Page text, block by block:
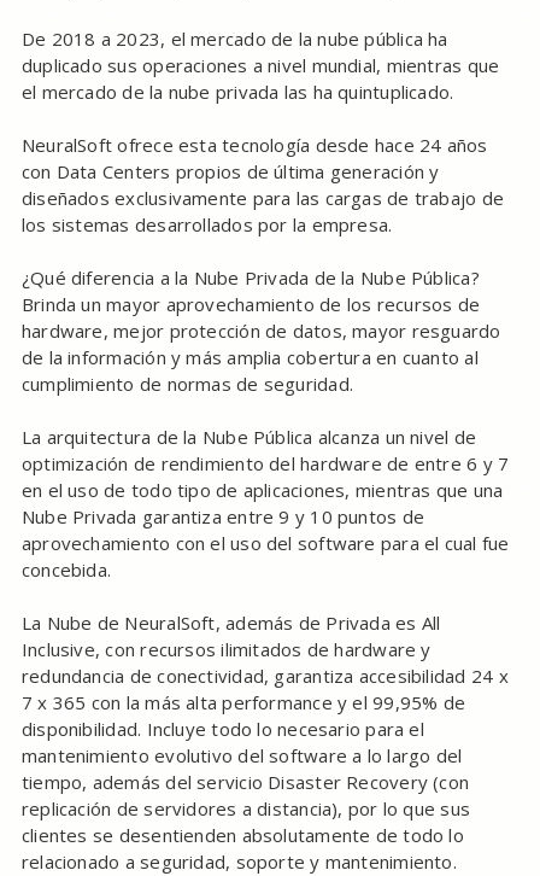
De 2018 a 2023, el mercado de la nube pública ha
duplicado sus operaciones a nivel mundial, mientras que
el mercado de la nube privada las ha quintuplicado.
NeuralSoft ofrece esta tecnología desde hace 24 años
con Data Centers propios de última generación y
diseñados exclusivamente para las cargas de trabajo de
los sistemas desarrollados por la empresa.
¿Qué diferencia a la Nube Privada de la Nube Pública?
Brinda un mayor aprovechamiento de los recursos de
hardware, mejor protección de datos, mayor resguardo
de la información y más amplia cobertura en cuanto al
cumplimiento de normas de seguridad.
La arquitectura de la Nube Pública alcanza un nivel de
optimización de rendimiento del hardware de entre 6 y 7
en el uso de todo tipo de aplicaciones, mientras que una
Nube Privada garantiza entre 9 y 10 puntos de
aprovechamiento con el uso del software para el cual fue
concebida.
La Nube de NeuralSoft, además de Privada es All
Inclusive, con recursos ilimitados de hardware y
redundancia de conectividad, garantiza accesibilidad 24 x
7 x 365 con la más alta performance y el 99,95% de
disponibilidad. Incluye todo lo necesario para el
mantenimiento evolutivo del software a lo largo del
tiempo, además del servicio Disaster Recovery (con
replicación de servidores a distancia), por lo que sus
clientes se desentienden absolutamente de todo lo
relacionado a seguridad, soporte y mantenimiento.